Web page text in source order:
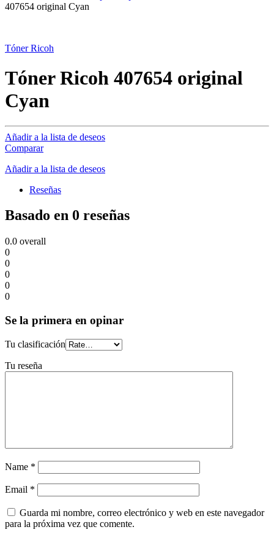
407654 original Cyan
Tóner Ricoh
Tóner Ricoh 407654 original
Cyan
Añadir a la lista de deseos
Comparar
Añadir a la lista de deseos
Reseñas
Basado en 0 reseñas
0.0 overall
0
0
0
0
0
Se la primera en opinar
Tu clasificación
Tu reseña
Name *
Email *
Guarda mi nombre, correo electrónico y web en este navegador
para la próxima vez que comente.